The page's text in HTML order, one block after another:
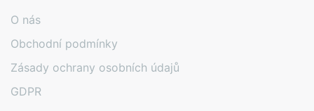
O nás
Obchodní podmínky
Zásady ochrany osobních údajů
GDPR